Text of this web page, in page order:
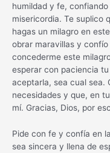
humildad y fe,
misericordia. Te suplico
hagas un milagro en
obrar maravillas y
concederme este
esperar con paciencia
aceptarla, sea cual sea.
necesidades y que, en
mí. Gracias, Dios, por
Pide con fe y confía en
sea sincera y llena de